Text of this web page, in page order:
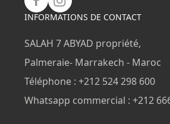
INFORMATIONS DE CONTACT
SALAH 7 ABYAD propriété,
Palmeraie- Marrakech - Maroc
Téléphone : +212 524 298 600
Whatsapp commercial : +212